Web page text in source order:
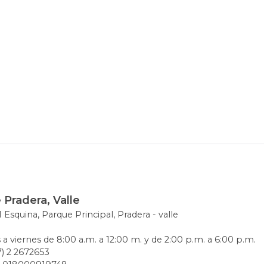
Valle
Esquina, Parque Principal, Pradera - valle
viernes de 8:00 a.m. a 12:00 m. y de 2:00 p.m. a 6:00 p.m.
2 2672653